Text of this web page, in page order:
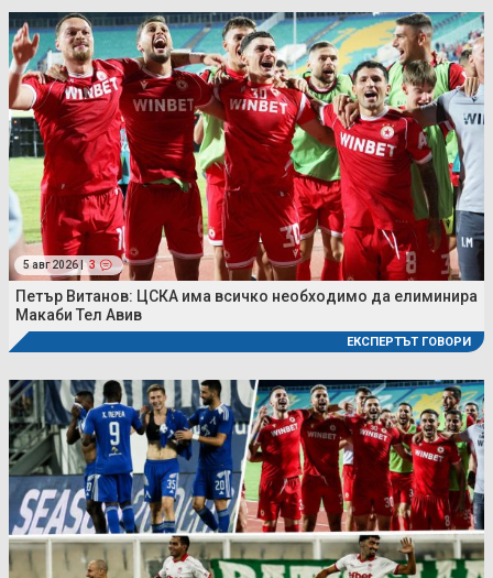
5 авг 2026 | 3
Петър Витанов: ЦСКА има всичко необходимо да елиминира
Макаби Тел Авив
ЕКСПЕРТЪТ ГОВОРИ